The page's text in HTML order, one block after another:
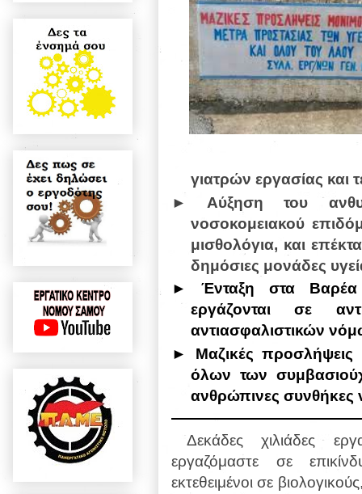
γιατρών εργασίας και
► Αύξηση του
νοσοκομειακού
μισθολόγια, και
δημόσιες μονάδες
► Ένταξη στα Βαρέα
εργάζονται σε
αντιασφαλιστικών
► Μαζικές προσλήψεις
όλων των
ανθρώπινες συνθήκες
Δεκάδες χιλιάδες
εργαζόμαστε σε
εκτεθειμένοι σε